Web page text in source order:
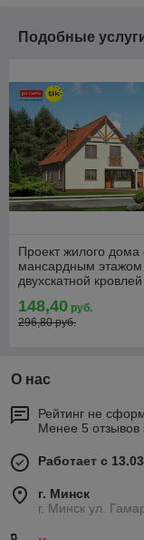
Подобные
Проект жилого дома
мансардным этажом
двухскатной кровлей
148,40 руб.
296,80 руб.
О нас
Рейтинг не
Менее 5 отзывов
Работает с
г. Минск
г. Минск ул.